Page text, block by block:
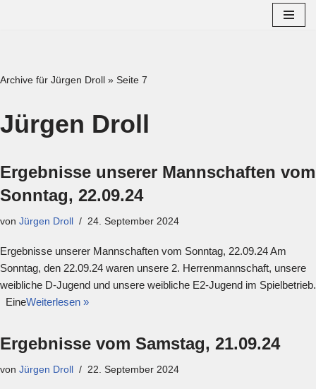
Archive für Jürgen Droll » Seite 7
Jürgen Droll
Ergebnisse unserer Mannschaften vom
Sonntag, 22.09.24
von Jürgen Droll 24. September 2024
Ergebnisse unserer Mannschaften vom Sonntag, 22.09.24 Am
Sonntag, den 22.09.24 waren unsere 2. Herrenmannschaft, unsere
weibliche D-Jugend und unsere weibliche E2-Jugend im Spielbetrieb.
EineWeiterlesen »
Ergebnisse vom Samstag, 21.09.24
von Jürgen Droll 22. September 2024